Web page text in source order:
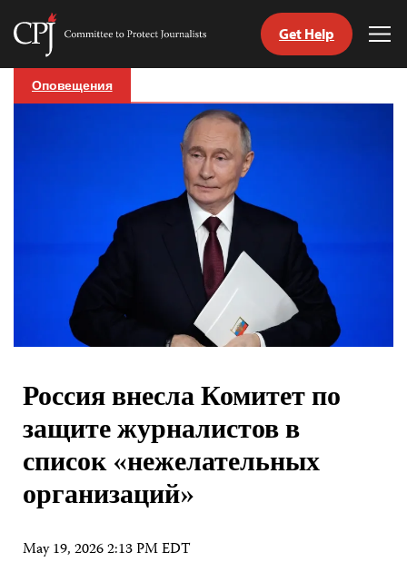
Skip
Committee
Protect
Journalists
Get Help
Оповещения
Россия внесла Комитет по
защите журналистов в
список «нежелательных
организаций»
May 19, 2026 2:13 PM EDT